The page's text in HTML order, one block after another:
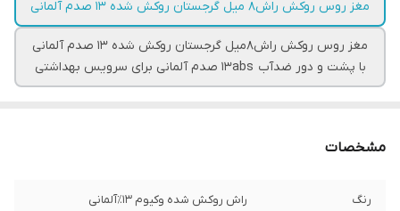
مغز روس روکش راش۸ میل گرجستان روکش شده ۱۳ صدم آلمانی
مغز روس روکش راش۸میل گرجستان روکش شده ۱۳ صدم آلمانی
با پشت و دور ضدآب ۱۳abs صدم آلمانی برای سرویس بهداشتی
مشخصات
رنگ راش روکش شده وکیوم ۱۳٪آلمانی